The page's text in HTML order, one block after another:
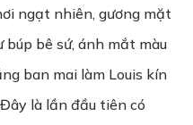
ngạt nhiên, gương mặt
bê sứ, ánh mắt màu
ban mai làm Louis kín
là lần đầu tiên có